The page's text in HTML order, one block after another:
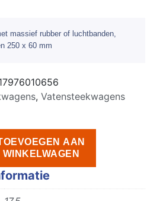
massief rubber of luchtbanden,
250 x 60 mm
, Vatensteekwagens
AAN
WINKELWAGEN